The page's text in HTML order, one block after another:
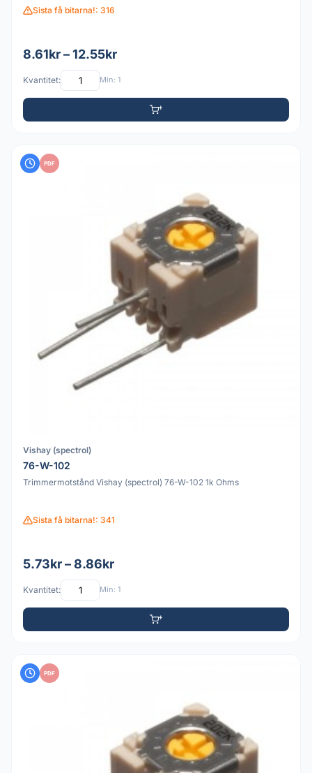
Sista få bitarna!: 316
8.61kr – 12.55kr
Kvantitet: Min: 1
PDF
Vishay (spectrol)
76-W-102
Trimmermotstånd Vishay (spectrol) 76-W-102 1k Ohms
Sista få bitarna!: 341
5.73kr – 8.86kr
Kvantitet: Min: 1
PDF